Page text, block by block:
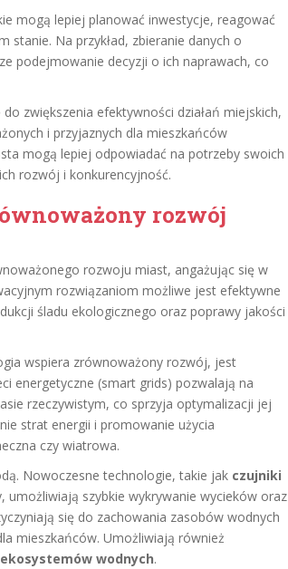
mogą lepiej planować inwestycje, reagować
Na przykład, zbieranie danych o
podejmowanie decyzji o ich naprawach, co
zwiększenia efektywności działań miejskich,
i przyjaznych dla mieszkańców
mogą lepiej odpowiadać na potrzeby swoich
rozwój i konkurencyjność.
rozwój
rozwoju miast, angażując się w
rozwiązaniom możliwe jest efektywne
śladu ekologicznego oraz poprawy jakości
wspiera zrównoważony rozwój, jest
energetyczne (smart grids) pozwalają na
rzeczywistym, co sprzyja optymalizacji jej
strat energii i promowanie użycia
czy wiatrowa.
Nowoczesne technologie, takie jak czujniki
szybkie wykrywanie wycieków oraz
się do zachowania zasobów wodnych
mieszkańców. Umożliwiają również
wodnych.